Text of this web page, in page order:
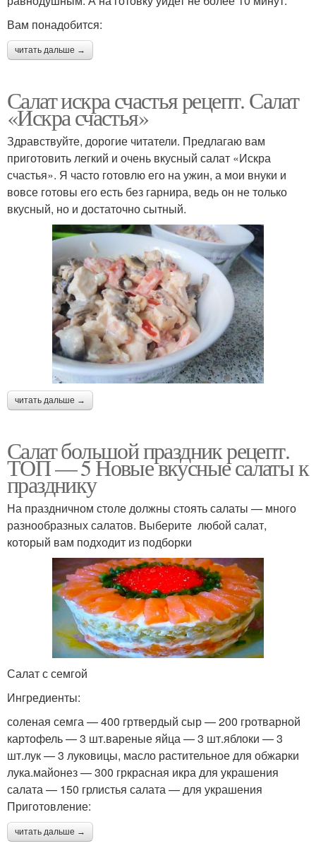
Вам понадобится:
читать дальше →
Салат искра счастья рецепт. Салат
«Искра счастья»
Здравствуйте, дорогие читатели. Предлагаю вам
приготовить легкий и очень вкусный салат «Искра
счастья». Я часто готовлю его на ужин, а мои внуки и
вовсе готовы его есть без гарнира, ведь он не только
вкусный, но и достаточно сытный.
читать дальше →
Салат большой праздник рецепт.
ТОП — 5 Новые вкусные салаты к
празднику
На праздничном столе должны стоять салаты — много
разнообразных салатов. Выберите любой салат,
который вам подходит из подборки
Салат с семгой
Ингредиенты:
соленая семга — 400 гртвердый сыр — 200 гротварной
картофель — 3 шт.вареные яйца — 3 шт.яблоки — 3
шт.лук — 3 луковицы, масло растительное для обжарки
лука.майонез — 300 гркрасная икра для украшения
салата — 150 грлистья салата — для украшения
Приготовление:
читать дальше →